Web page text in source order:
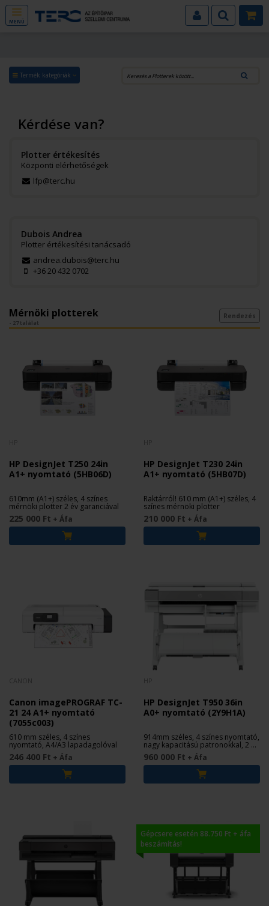
MENÜ
Termék kategóriák
Kérdése van?
Plotter értékesítés
Központi elérhetőségek
lfp@terc.hu
Dubois Andrea
Plotter értékesítési tanácsadó
andrea.dubois@terc.hu
+36 20 432 0702
Mérnöki plotterek
- 27 találat
Rendezés
HP DesignJet T250 24in
A1+ nyomtató (5HB06D)
610mm (A1+) széles, 4 színes
mérnöki plotter 2 év garanciával
225 000 Ft + Áfa
HP DesignJet T230 24in
A1+ nyomtató (5HB07D)
Raktárról! 610 mm (A1+) széles, 4
színes mérnöki plotter
210 000 Ft + Áfa
Canon imagePROGRAF TC-
21 24 A1+ nyomtató
(7055c003)
610 mm széles, 4 színes
nyomtató, A4/A3 lapadagolóval
246 400 Ft + Áfa
HP DesignJet T950 36in
A0+ nyomtató (2Y9H1A)
914mm széles, 4 színes nyomtató,
nagy kapacitású patronokkal, 2 év
garanciával
960 000 Ft + Áfa
Gépcsere esetén 88.750 Ft + áfa
beszámítás!